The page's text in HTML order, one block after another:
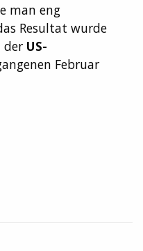
man eng
Resultat wurde
der US-
Februar